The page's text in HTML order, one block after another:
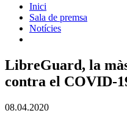
Inici
Sala de premsa
Notícies
LibreGuard, la
contra el COVID-
08.04.2020